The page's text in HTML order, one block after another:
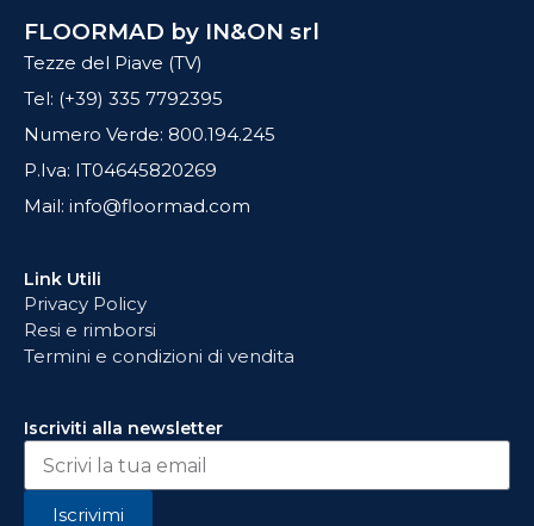
FLOORMAD by IN&ON srl
Tezze del Piave (TV)
Tel: (+39) 335 7792395
Numero Verde: 800.194.245
P.Iva: IT04645820269
Mail: info@floormad.com
Link Utili
Privacy Policy
Resi e rimborsi
Termini e condizioni di vendita
Iscriviti alla newsletter
Iscrivimi